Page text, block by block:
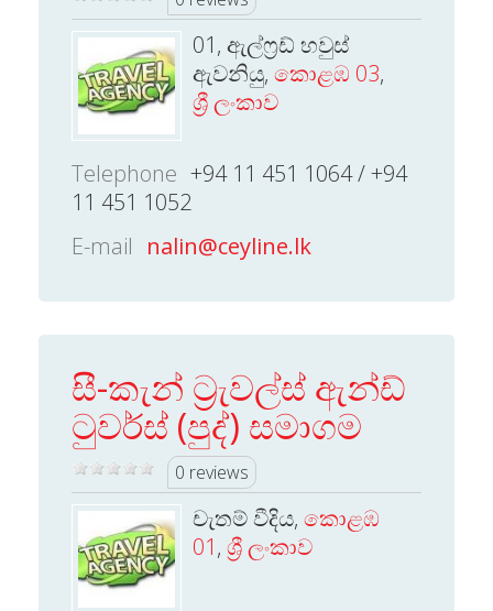
01, ඇල්ෆ්‍රඩ් හවුස්
ඇවනියු, කොළඹ 03,
ශ්‍රී ලංකාව
Telephone +94 11 451 1064 / +94
11 451 1052
E-mail nalin@ceyline.lk
සී-කැන් ට්‍රැවල්ස් ඇන්ඩ්
ටුවර්ස් (පුද්) සමාගම
0 reviews
චැතම් වීදිය, කොළඹ
01, ශ්‍රී ලංකාව